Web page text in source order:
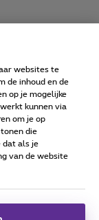
statement
het
websites te
de inhoud en de
op je mogelijke
kunnen via
om je op
die
dat als je
van de website